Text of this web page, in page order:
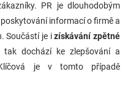
PR je dlouhodobým
informací o firmě a
Součástí je izískávání zpětné
tak dochází ke zlepšování a
je v tomto případě